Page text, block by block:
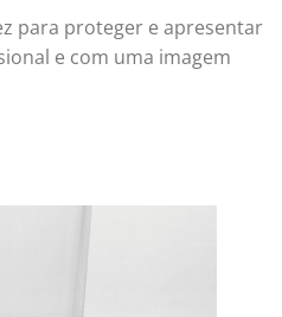
para proteger e apresentar
e com uma imagem